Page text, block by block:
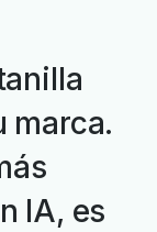
marca.
IA, es